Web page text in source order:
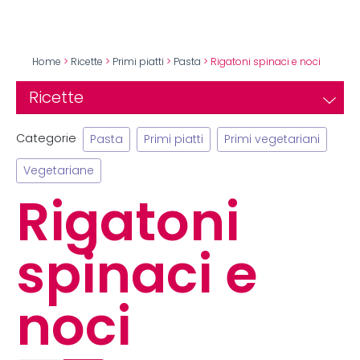
Home > Ricette > Primi piatti > Pasta > Rigatoni spinaci e noci
Ricette
Categorie Pasta Primi piatti Primi vegetariani
Vegetariane
Rigatoni
spinaci e
noci